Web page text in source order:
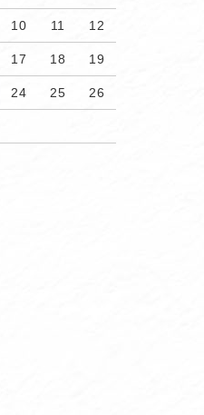
10 11 12
17 18 19
24 25 26